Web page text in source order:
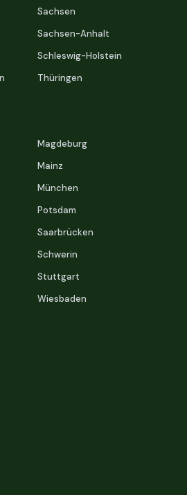
Sachsen
Sachsen-Anhalt
Schleswig-Holstein
Thüringen
Magdeburg
Mainz
München
Potsdam
Saarbrücken
Schwerin
Stuttgart
Wiesbaden